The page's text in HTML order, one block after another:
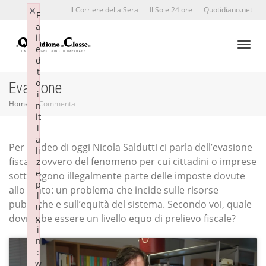
Il Corriere della Sera Il Sole 24 ore Quotidiano.net
Evasione
Home Commenta
Per il video di oggi Nicola Saldutti ci parla dell’evasione
fiscale, ovvero del fenomeno per cui cittadini o imprese
sottraggono illegalmente parte delle imposte dovute
allo Stato: un problema che incide sulle risorse
pubbliche e sull’equità del sistema. Secondo voi, quale
dovrebbe essere un livello equo di prelievo fiscale?
F
a
il
e
d
t
o
i
n
it
i
a
li
z
e
p
l
u
g
i
n
:
w
×F
a
il
e
d
t
o
i
n
it
i
a
li
z
e
p
l
u
g
i
n
:
w
×